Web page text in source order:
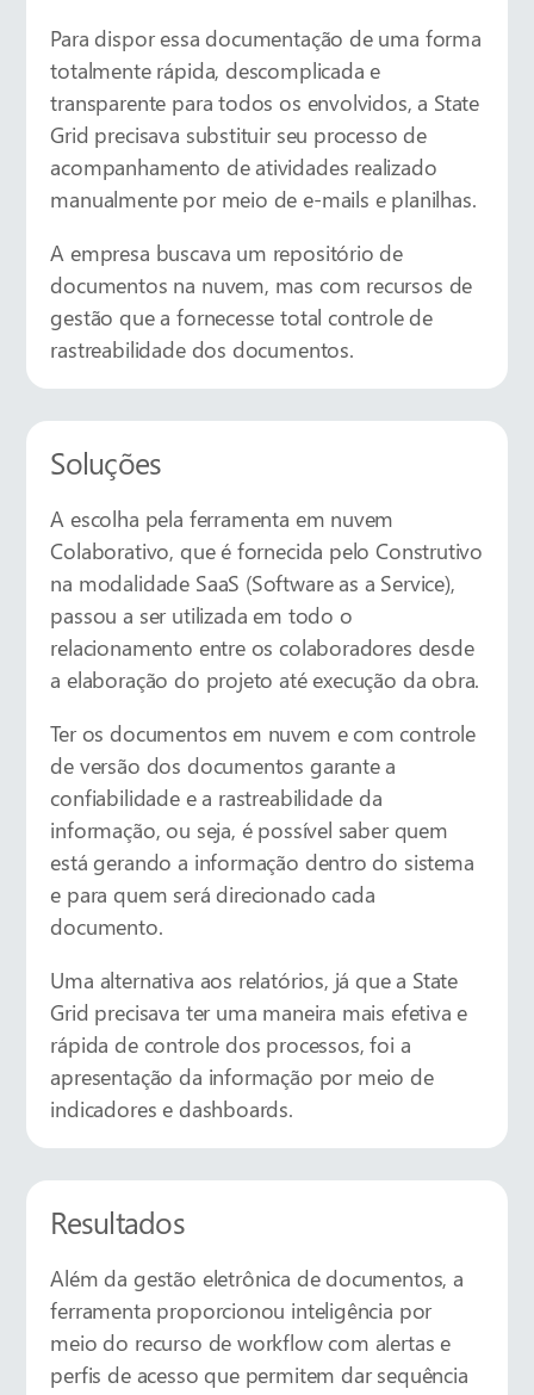
Para dispor essa documentação de uma forma
totalmente rápida, descomplicada e
transparente para todos os envolvidos, a State
Grid precisava substituir seu processo de
acompanhamento de atividades realizado
manualmente por meio de e-mails e planilhas.
A empresa buscava um repositório de
documentos na nuvem, mas com recursos de
gestão que a fornecesse total controle de
rastreabilidade dos documentos.
Soluções
A escolha pela ferramenta em nuvem
Colaborativo, que é fornecida pelo Construtivo
na modalidade SaaS (Software as a Service),
passou a ser utilizada em todo o
relacionamento entre os colaboradores desde
a elaboração do projeto até execução da obra.
Ter os documentos em nuvem e com controle
de versão dos documentos garante a
confiabilidade e a rastreabilidade da
informação, ou seja, é possível saber quem
está gerando a informação dentro do sistema
e para quem será direcionado cada
documento.
Uma alternativa aos relatórios, já que a State
Grid precisava ter uma maneira mais efetiva e
rápida de controle dos processos, foi a
apresentação da informação por meio de
indicadores e dashboards.
Resultados
Além da gestão eletrônica de documentos, a
ferramenta proporcionou inteligência por
meio do recurso de workflow com alertas e
perfis de acesso que permitem dar sequência